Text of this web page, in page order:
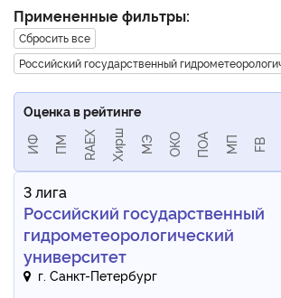
Примененные фильтры:
Сбросить все
Российский государственный
Оценка в рейтинге
ИФ ПМ RAEX Хирш МЭ ОКО ПОА МП FB
3 лига
Российский государственный
гидрометеорологический
университет
г. Санкт-Петербург